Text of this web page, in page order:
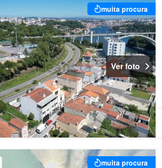
muita procura
Ver foto
muita procura